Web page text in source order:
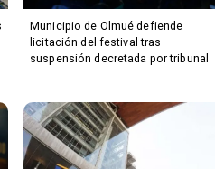
Municipio de Olmué defiende
licitación del festival tras
suspensión decretada por tribunal